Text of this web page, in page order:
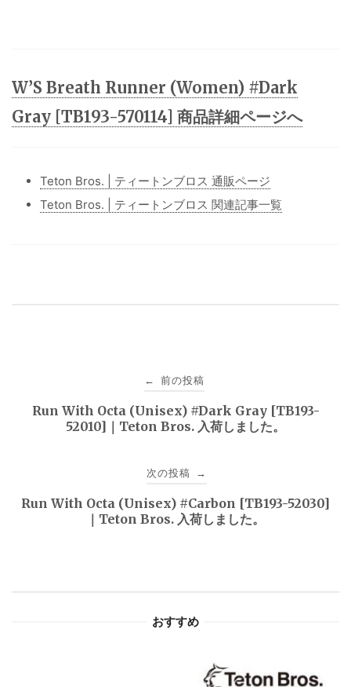
W’S Breath Runner (Women) #Dark
Gray [TB193-570114] 商品詳細ページへ
Teton Bros. | ティートンブロス 通販ページ
Teton Bros. | ティートンブロス 関連記事一覧
ゲ
← 前の投稿
Run With Octa (Unisex) #Dark Gray [TB193-
52010]｜Teton Bros. 入荷しました。
次の投稿 →
Run With Octa (Unisex) #Carbon [TB193-52030]
｜Teton Bros. 入荷しました。
おすすめ